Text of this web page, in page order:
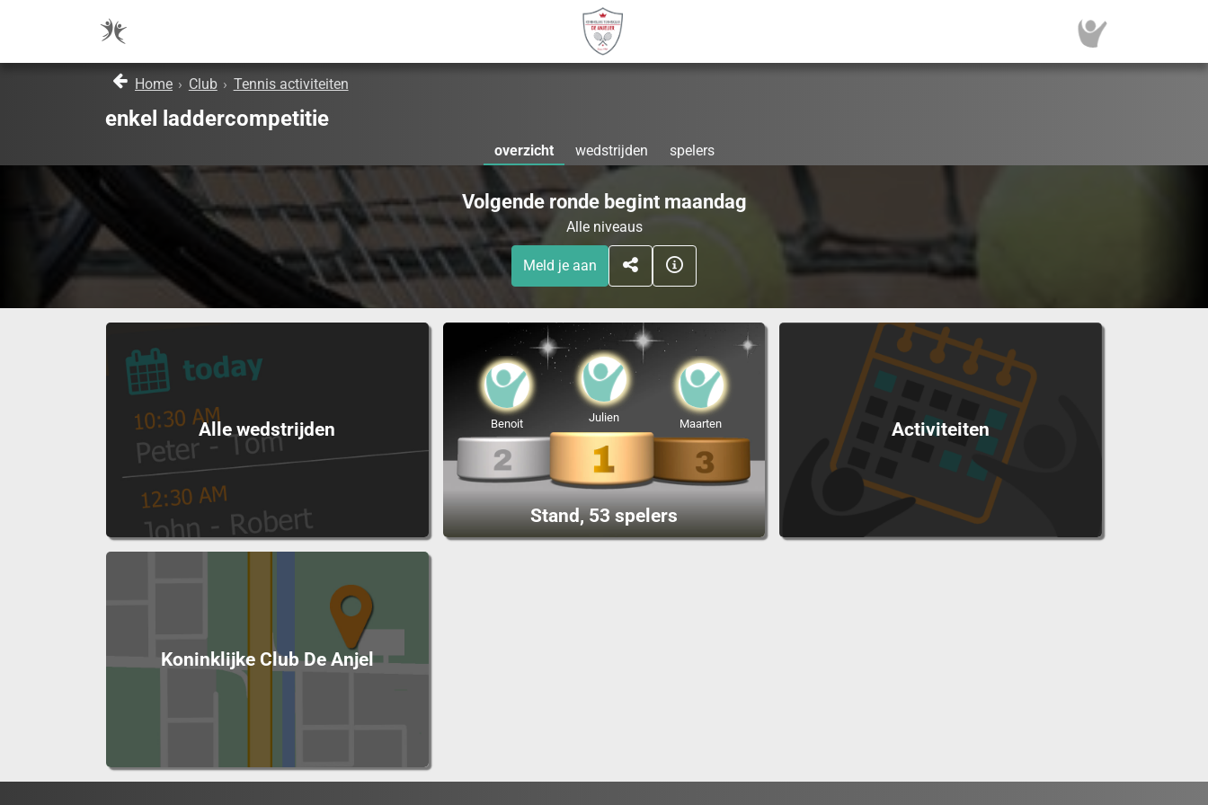
Home › Club › Tennis activiteiten
enkel laddercompetitie
overzicht wedstrijden spelers
Volgende ronde begint maandag
Alle niveaus
Meld je aan
Alle wedstrijden
Stand, 53 spelers
Julien
Benoit Maarten Activiteiten
Koninklijke Club De Anjel